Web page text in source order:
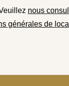
nous
générales de